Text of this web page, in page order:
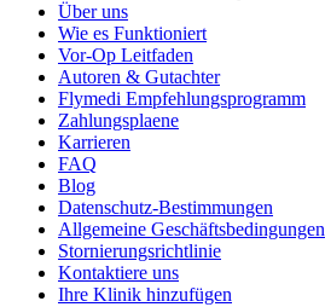
Über uns
Wie es Funktioniert
Vor-Op Leitfaden
Autoren & Gutachter
Flymedi Empfehlungsprogramm
Zahlungsplaene
Karrieren
FAQ
Blog
Datenschutz-Bestimmungen
Allgemeine Geschäftsbedingungen
Stornierungsrichtlinie
Kontaktiere uns
Ihre Klinik hinzufügen